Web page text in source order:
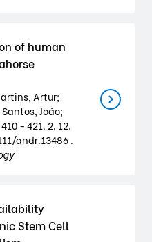
of human
Artur;
João;
- 421. 2. 12.
andr.13486 .
Stem Cell